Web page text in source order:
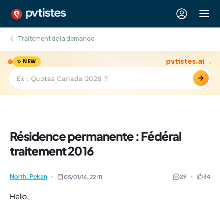
Traitement de la demande
✨ NEW
→
pvtistes.ai →
Résidence permanente : Fédéral
traitement 2016
North_Pekan 05/01/16, 22:11 29 34
Hello,